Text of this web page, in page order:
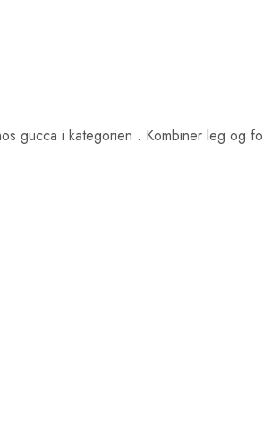
gucca i kategorien . Kombiner leg og